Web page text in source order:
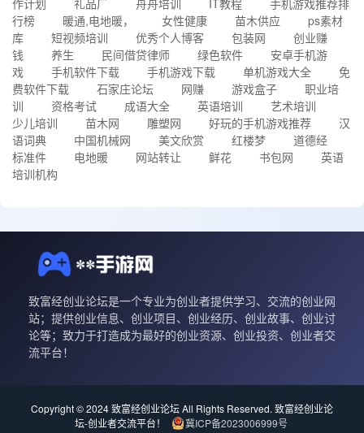
作计划
礼品厂 舟舟培训 IT教程
手机游戏推荐排
行榜
暖通,电地暖， 女性健康 苗木供应
ps素材
库
短视频培训 优秀个人博客 包装网
创业赚
钱
养生 民间借贷律师 绿色软件
安卓手机游
戏
手机软件下载 手机游戏下载 单机游戏大全
免
费软件下载
石家庄论坛 网赚 游戏盒子
职业培
训
资格考试 成语大全 英语培训
艺术培训
少儿培训
苗木网 雕塑网 好玩的手机游戏推荐
汉
语词典
中国机械网 美文欣赏 红楼梦
道德经
标准件
电地暖 网站转让 鲜花 书包网
英语
培训机构
致富经创业论坛是一个专业为创业者提供学习、交流的创业网
站；提供创业信息、创业项目、创业经历、创业故事、创业讨
论等；致力于打造成为最好的创业资源、创业投资、创业者交
流平台！
Copyright © 2024 致富经创业论坛 All Rights Reserved. 致富经创业论
坛-创业者交流平台！
冀ICP备2023006999号